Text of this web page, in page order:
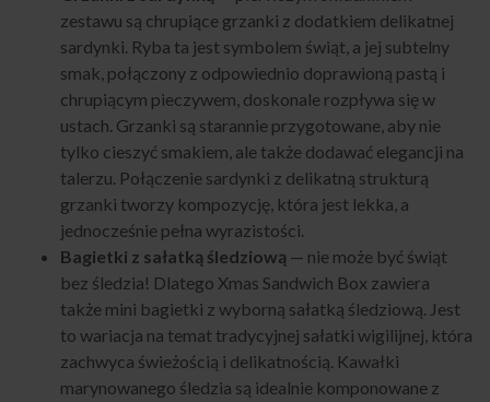
zestawu są chrupiące grzanki z dodatkiem delikatnej
sardynki. Ryba ta jest symbolem świąt, a jej subtelny
smak, połączony z odpowiednio doprawioną pastą i
chrupiącym pieczywem, doskonale rozpływa się w
ustach. Grzanki są starannie przygotowane, aby nie
tylko cieszyć smakiem, ale także dodawać elegancji na
talerzu. Połączenie sardynki z delikatną strukturą
grzanki tworzy kompozycję, która jest lekka, a
jednocześnie pełna wyrazistości.
Bagietki z sałatką śledziową — nie może być świąt
bez śledzia! Dlatego Xmas Sandwich Box zawiera
także mini bagietki z wyborną sałatką śledziową. Jest
to wariacja na temat tradycyjnej sałatki wigilijnej, która
zachwyca świeżością i delikatnością. Kawałki
marynowanego śledzia są idealnie komponowane z